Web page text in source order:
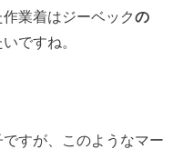
業着はジーベックの
ですね。
すが、このようなマー